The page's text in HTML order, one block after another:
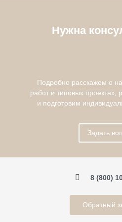
Нужна
Подробно расскажем о
работ и типовых проектах,
и подготовим
Задать
8 (800)
Обратный